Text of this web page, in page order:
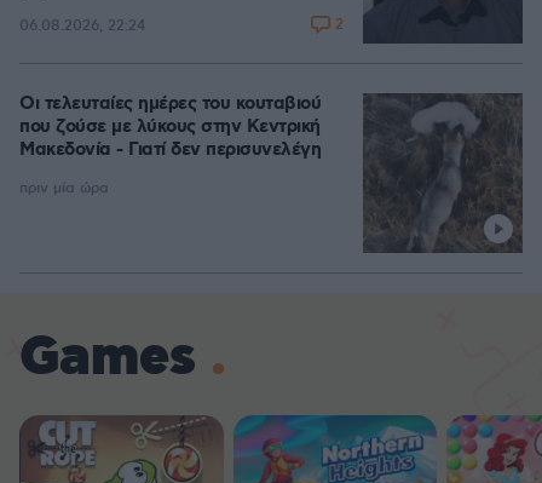
06.08.2026, 22:24 2
Οι τελευταίες ημέρες του κουταβιού
που ζούσε με λύκους στην Κεντρική
Μακεδονία - Γιατί δεν περισυνελέγη
πριν μία ώρα
Games